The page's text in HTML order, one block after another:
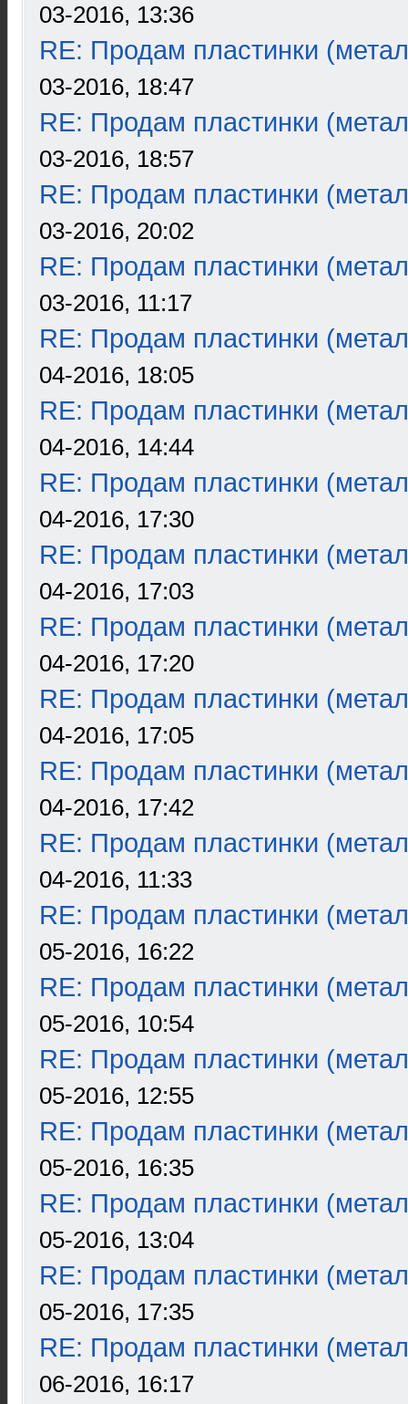
03-2016, 13:36
RE: Продам пластинки
03-2016, 18:47
RE: Продам пластинки
03-2016, 18:57
RE: Продам пластинки
03-2016, 20:02
RE: Продам пластинки
03-2016, 11:17
RE: Продам пластинки
04-2016, 18:05
RE: Продам пластинки
04-2016, 14:44
RE: Продам пластинки
04-2016, 17:30
RE: Продам пластинки
04-2016, 17:03
RE: Продам пластинки
04-2016, 17:20
RE: Продам пластинки
04-2016, 17:05
RE: Продам пластинки
04-2016, 17:42
RE: Продам пластинки
04-2016, 11:33
RE: Продам пластинки
05-2016, 16:22
RE: Продам пластинки
05-2016, 10:54
RE: Продам пластинки
05-2016, 12:55
RE: Продам пластинки
05-2016, 16:35
RE: Продам пластинки
05-2016, 13:04
RE: Продам пластинки
05-2016, 17:35
RE: Продам пластинки
06-2016, 16:17